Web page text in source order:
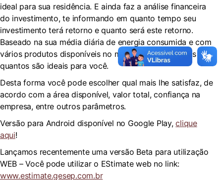
ideal para sua residência. E ainda faz a análise financeira
do investimento, te informando em quanto tempo seu
investimento terá retorno e quanto será este retorno.
Baseado na sua média diária de energia consumida e com
vários produtos disponíveis no mercado, estima quais e
quantos são ideais para você.
Desta forma você pode escolher qual mais lhe satisfaz, de
acordo com a área disponível, valor total, confiança na
empresa, entre outros parâmetros.
Versão para Android disponível no Google Play,clique
aqui!
Lançamos recentemente uma versão Beta para utilização
WEB – Você pode utilizar o EStimate web no link:
www.estimate.gesep.com.br